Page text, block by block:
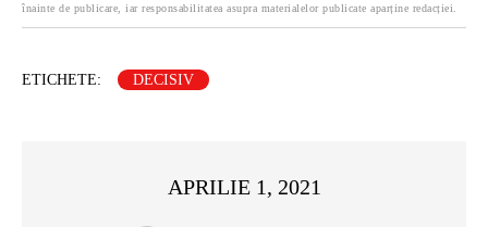
înainte de publicare, iar responsabilitatea asupra materialelor publicate aparține redacției.
ETICHETE: DECISIV
APRILIE 1, 2021